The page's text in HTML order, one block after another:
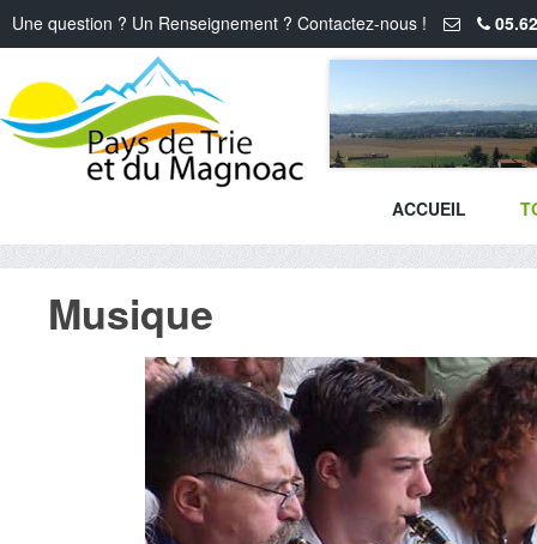
Une question ? Un Renseignement ? Contactez-nous !
ACCUEIL
Musique